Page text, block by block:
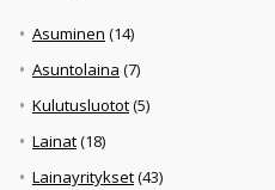
Asuminen (14)
Asuntolaina (7)
Kulutusluotot(5)
Lainat(18)
Lainayritykset(43)